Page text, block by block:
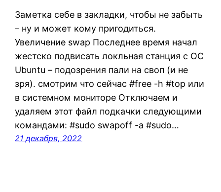
Заметка себе в закладки, чтобы не забыть
– ну и может кому пригодиться.
Увеличение swap Последнее время начал
жестско подвисать локльная станция с ОС
Ubuntu – подозрения пали на своп (и не
зря). смотрим что сейчас #free -h #top или
в системном мониторе Отключаем и
удаляем этот файл подкачки следующими
командами: #sudo swapoff -a #sudo…
21 декабря, 2022